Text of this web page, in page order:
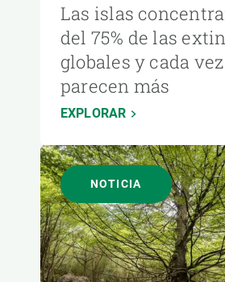
Las islas
del 75% de las
globales y cada
parecen más
EXPLORAR
NOTICIA